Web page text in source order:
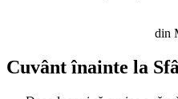
din
Cuvânt înainte la